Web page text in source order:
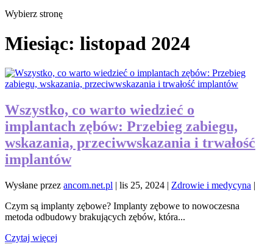
Wybierz stronę
Miesiąc: listopad 2024
Wszystko, co warto wiedzieć o
implantach zębów: Przebieg zabiegu,
wskazania, przeciwwskazania i trwałość
implantów
Wysłane przez ancom.net.pl | lis 25, 2024 | Zdrowie i medycyna |
Czym są implanty zębowe? Implanty zębowe to nowoczesna
metoda odbudowy brakujących zębów, która...
Czytaj więcej